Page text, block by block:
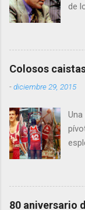
de
Colosos
-diciembre 29, 2015
su
80 aniversario